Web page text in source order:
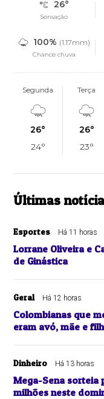
26°
Sensação
100% (1.17mm)
Chance chuva
Segunda
26°
24°
Terça
26°
23°
Últimas
Esportes Há 11 horas
Lorrane Oliveira e
de Ginástica
Geral Há 12 horas
Colombianas que
eram avó, mãe e
Dinheiro Há 13 horas
Mega-Sena sorteia
milhões neste